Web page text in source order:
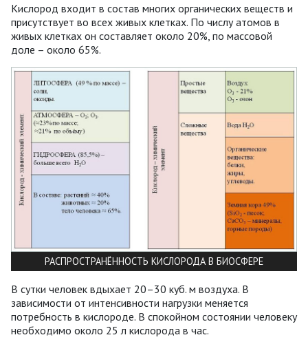
Кислород входит в состав многих органических веществ и
присутствует во всех живых клетках. По числу атомов в
живых клетках он составляет около 20%, по массовой
доле – около 65%.
РАСПРОСТРАНЁННОСТЬ КИСЛОРОДА В БИОСФЕРЕ
В сутки человек вдыхает 20–30 куб. м воздуха. В
зависимости от интенсивности нагрузки меняется
потребность в кислороде. В спокойном состоянии человеку
необходимо около 25 л кислорода в час.